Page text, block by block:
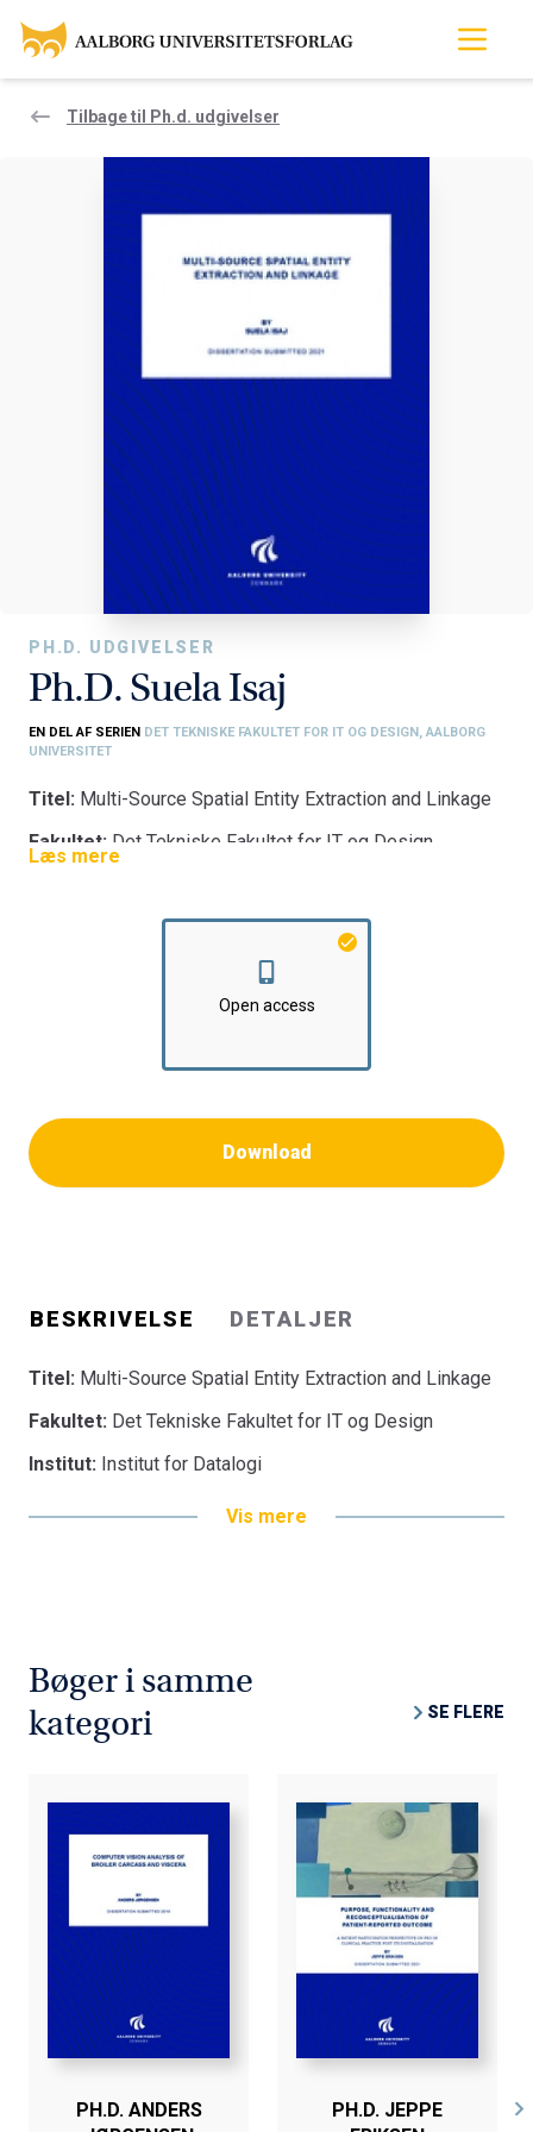
Tilbage til Ph.d. udgivelser
PH.D. UDGIVELSER
Ph.D. Suela Isaj
EN DEL AF SERIEN DET TEKNISKE FAKULTET FOR IT OG DESIGN, AALBORG
UNIVERSITET
Titel: Multi-Source Spatial Entity Extraction and Linkage
Fakultet: Det Tekniske Fakultet for IT og Design
Læs mere
Open access
Download
BESKRIVELSE DETALJER
Titel: Multi-Source Spatial Entity Extraction and Linkage
Fakultet: Det Tekniske Fakultet for IT og Design
Institut: Institut for Datalogi
Vis mere
Bøger i samme
kategori
SE FLERE
PH.D. ANDERS
PH.D. JEPPE